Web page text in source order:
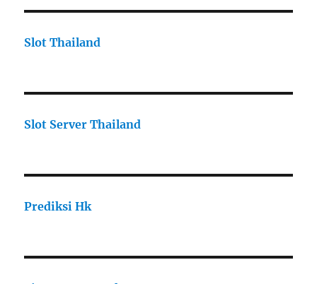
Slot Thailand
Slot Server Thailand
Prediksi Hk